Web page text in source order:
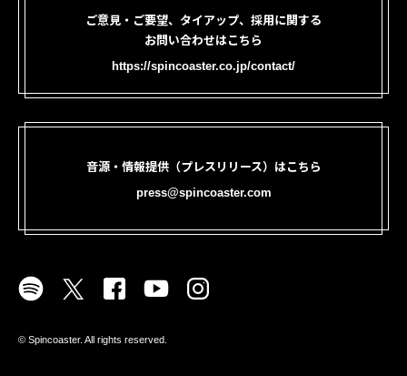
ご意見・ご要望、タイアップ、採用に関する
お問い合わせはこちら
https://spincoaster.co.jp/contact/
音源・情報提供（プレスリリース）はこちら
press@spincoaster.com
©︎ Spincoaster. All rights reserved.